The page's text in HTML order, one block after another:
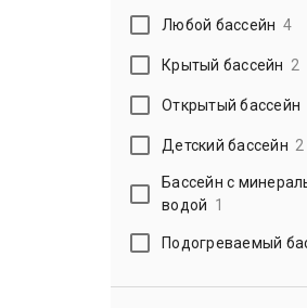
Любой бассейн 4
Крытый бассейн 2
Открытый бассейн
Детский бассейн 2
Бассейн с
водой 1
Подогреваемый